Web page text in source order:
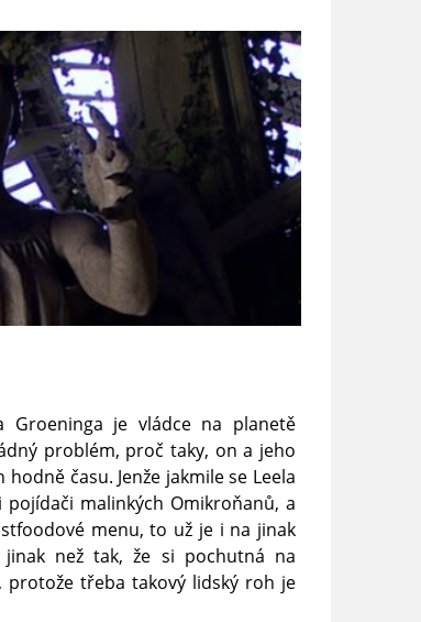
Groeninga je vládce na planetě
problém, proč taky, on a jeho
času. Jenže jakmile se Leela
malinkých Omikroňanů, a
menu, to už je i na jinak
než tak, že si pochutná na
protože třeba takový lidský roh je